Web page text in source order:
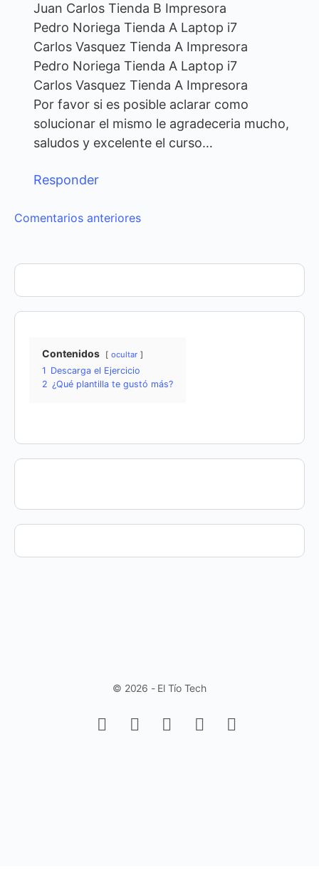
Juan Carlos Tienda B Impresora
Pedro Noriega Tienda A Laptop i7
Carlos Vasquez Tienda A Impresora
Pedro Noriega Tienda A Laptop i7
Carlos Vasquez Tienda A Impresora
Por favor si es posible aclarar como
solucionar el mismo le agradeceria mucho,
saludos y excelente el curso…
Responder
Navegación
comentarios
Comentarios anteriores
Contenidos ocultar
1 Descarga el Ejercicio
2 ¿Qué plantilla te gustó más?
© 2026 - El Tío Tech